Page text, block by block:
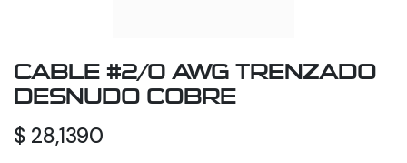
CABLE #2/0 AWG TRENZADO
DESNUDO COBRE
$ 28,1390